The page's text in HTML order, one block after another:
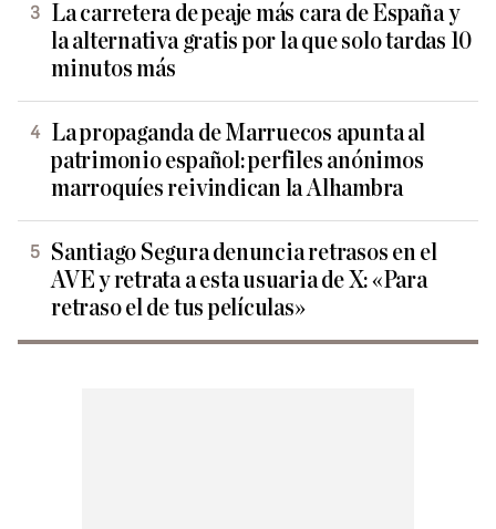
La carretera de peaje más cara de España y
la alternativa gratis por la que solo tardas 10
minutos más
La propaganda de Marruecos apunta al
patrimonio español: perfiles anónimos
marroquíes reivindican la Alhambra
Santiago Segura denuncia retrasos en el
AVE y retrata a esta usuaria de X: «Para
retraso el de tus películas»